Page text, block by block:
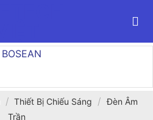
/ Thiết Bị Chiếu Sáng / Đèn Âm
Trần